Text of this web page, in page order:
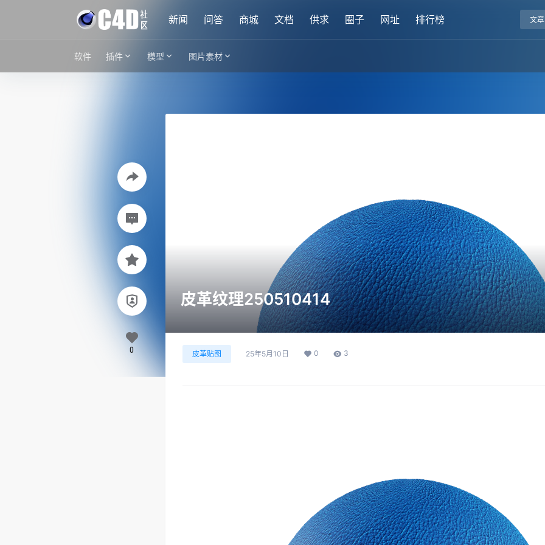
新闻 问答 商城 文档 供求 圈子 网址 排行榜 文章
软件 插件 模型 图片素材
皮革纹理250510414
皮革贴图 25年5月10日 0 3
0